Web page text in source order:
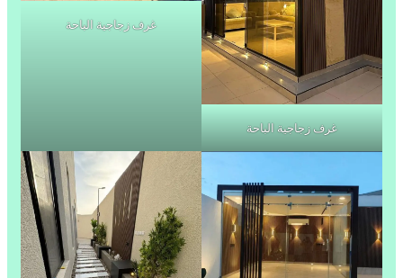
غرف زجاجية الباحة
غرف زجاجية الباحة